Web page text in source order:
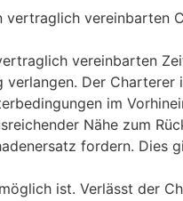
vertraglich vereinbarten
vereinbarten
Der
im
Nähe zum
fordern. Dies
ist. Verlässt der